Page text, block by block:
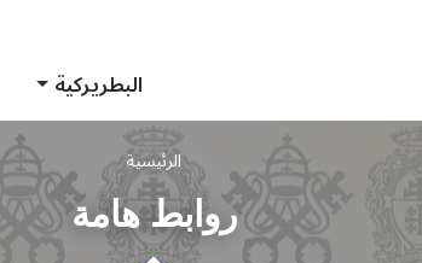
البطريركية
الرئيسية
روابط هامة